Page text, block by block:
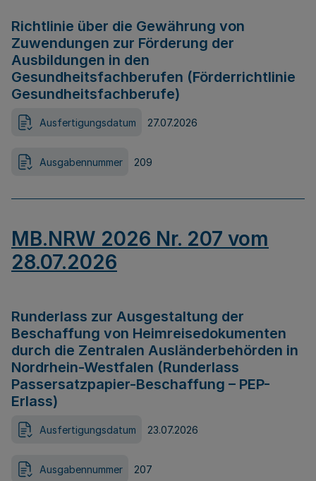
Richtlinie über die Gewährung von
Zuwendungen zur Förderung der
Ausbildungen in den
Gesundheitsfachberufen (Förderrichtlinie
Gesundheitsfachberufe)
Ausfertigungsdatum 27.07.2026
Ausgabennummer 209
MB.NRW 2026 Nr. 207 vom
28.07.2026
Runderlass zur Ausgestaltung der
Beschaffung von Heimreisedokumenten
durch die Zentralen Ausländerbehörden in
Nordrhein-Westfalen (Runderlass
Passersatzpapier-Beschaffung – PEP-
Erlass)
Ausfertigungsdatum 23.07.2026
Ausgabennummer 207